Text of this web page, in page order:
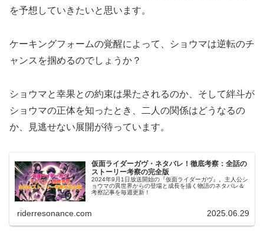
を予想していきたいと思います。
ケーキングフォームの覚醒によって、ショウマは逆転のチ
ャンスを掴めるのでしょうか？
ショウマと幸果との約束は果たされるのか、そして絆斗が
ショウマの正体を知ったとき、二人の関係はどうなるの
か、見逃せない展開が待っています。
仮面ライダーガヴ・ネタバレ！徹底考察：全話の
ストーリー考察の完全版
2024年9月1日放送開始の『仮面ライダーガヴ』。主人公シ
ョウマの異世界からの登場と成長を描く物語のネタバレ＆
考察記事を毎週更新！
riderresonance.com 2025.06.29